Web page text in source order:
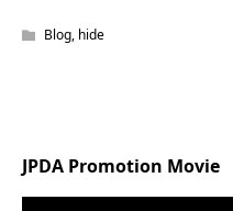
Blog, hide
JPDA Promotion Movie